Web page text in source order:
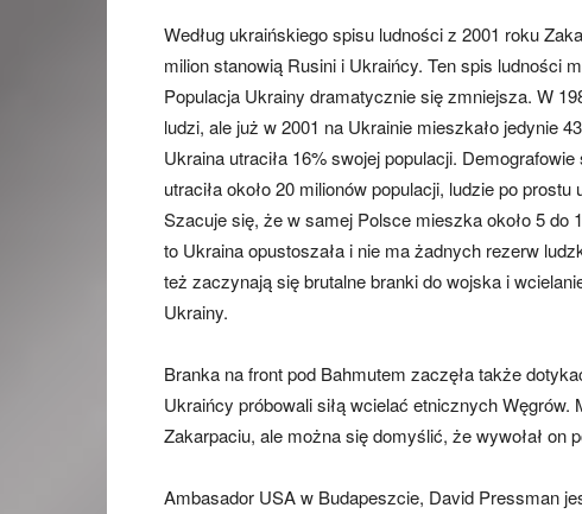
Według ukraińskiego spisu ludności z 2001 roku
milion stanowią Rusini i Ukraińcy. Ten spis ludności
Populacja Ukrainy dramatycznie się zmniejsza. W
ludzi, ale już w 2001 na Ukrainie mieszkało jedynie
Ukraina utraciła 16% swojej populacji.
utraciła około 20 milionów populacji, ludzie po
Szacuje się, że w samej Polsce mieszka około 5 do
to Ukraina opustoszała i nie ma żadnych rezerw
też zaczynają się brutalne branki do wojska i
Ukrainy.
Branka na front pod Bahmutem zaczęła także
Ukraińcy próbowali siłą wcielać etnicznych Węgrów.
Zakarpaciu, ale można się domyślić, że wywołał on
Ambasador USA w Budapeszcie, David Pressman